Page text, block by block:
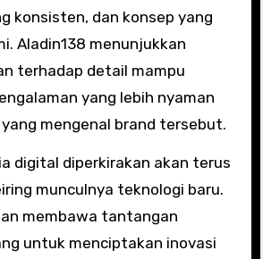
konsisten, dan konsep yang
Aladin138 menunjukkan
terhadap detail mampu
yang lebih nyaman
mengenal brand tersebut.
digital diperkirakan akan terus
munculnya teknologi baru.
membawa tantangan
untuk menciptakan inovasi